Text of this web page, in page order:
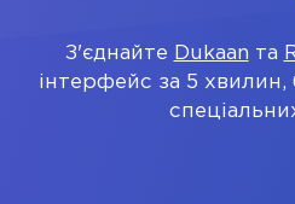
З'єднайте Dukaan та
інтерфейс за 5 хвилин,